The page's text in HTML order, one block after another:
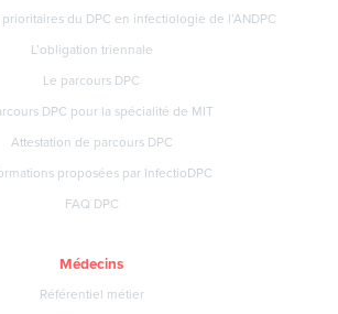
du DPC en infectiologie de l’ANDPC
L’obligation triennale
Le parcours DPC
DPC pour la spécialité de MIT
Attestation de parcours DPC
proposées par InfectioDPC
FAQ DPC
Médecins
Référentiel métier